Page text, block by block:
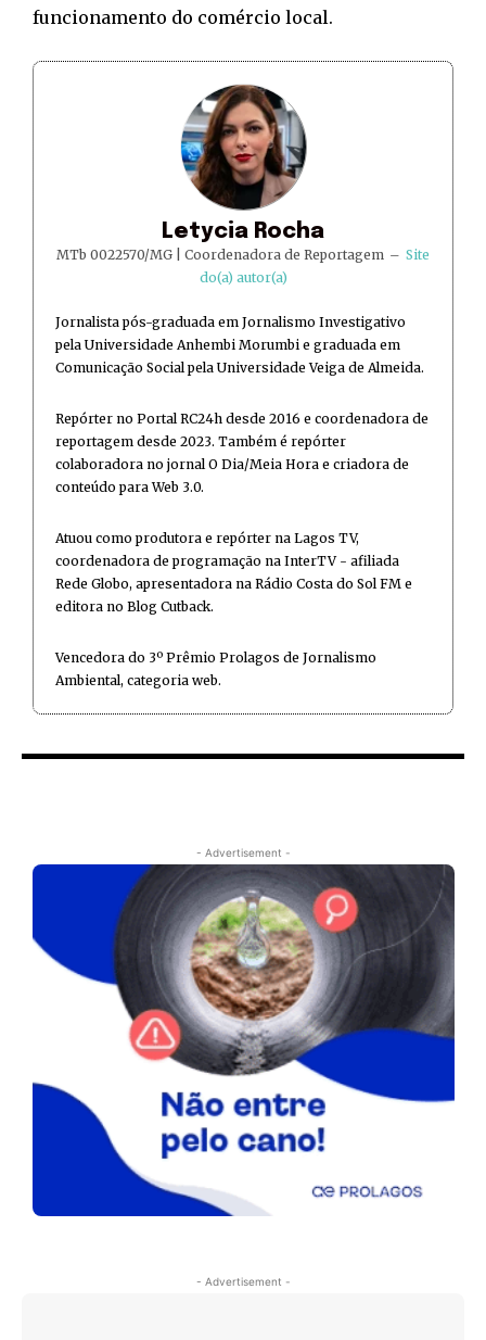
funcionamento do comércio local.
Letycia Rocha
MTb 0022570/MG | Coordenadora de Reportagem – Site
do(a) autor(a)
Jornalista pós-graduada em Jornalismo Investigativo
pela Universidade Anhembi Morumbi e graduada em
Comunicação Social pela Universidade Veiga de Almeida.
Repórter no Portal RC24h desde 2016 e coordenadora de
reportagem desde 2023. Também é repórter
colaboradora no jornal O Dia/Meia Hora e criadora de
conteúdo para Web 3.0.
Atuou como produtora e repórter na Lagos TV,
coordenadora de programação na InterTV - afiliada
Rede Globo, apresentadora na Rádio Costa do Sol FM e
editora no Blog Cutback.
Vencedora do 3º Prêmio Prolagos de Jornalismo
Ambiental, categoria web.
- Advertisement -
- Advertisement -